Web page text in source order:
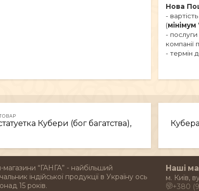
Нова
-
(мінімум
-
компанії
- термін
Кубери (бог багатства),
магазини “ГАНГА” - найбільший
індійської продукції в Україну ось
15 років.
Наші
м. Київ,
+380